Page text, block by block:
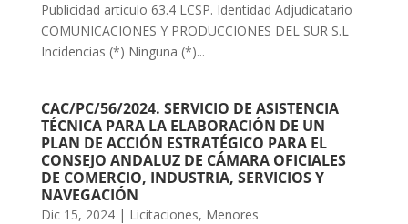
Publicidad articulo 63.4 LCSP. Identidad Adjudicatario
COMUNICACIONES Y PRODUCCIONES DEL SUR S.L
Incidencias (*) Ninguna (*)...
CAC/PC/56/2024. SERVICIO DE ASISTENCIA
TÉCNICA PARA LA ELABORACIÓN DE UN
PLAN DE ACCIÓN ESTRATÉGICO PARA EL
CONSEJO ANDALUZ DE CÁMARA OFICIALES
DE COMERCIO, INDUSTRIA, SERVICIOS Y
NAVEGACIÓN
Dic 15, 2024| Licitaciones, Menores